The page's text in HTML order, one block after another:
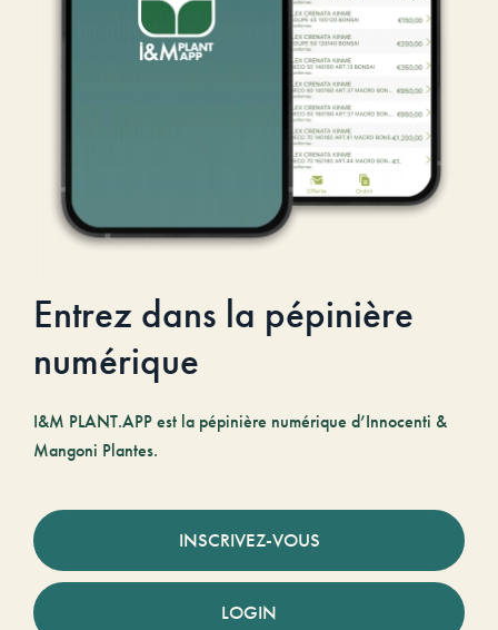
Entrez dans la pépinière
numérique
I&M PLANT.APP est la pépinière numérique d’Innocenti &
Mangoni Plantes.
INSCRIVEZ-VOUS
LOGIN